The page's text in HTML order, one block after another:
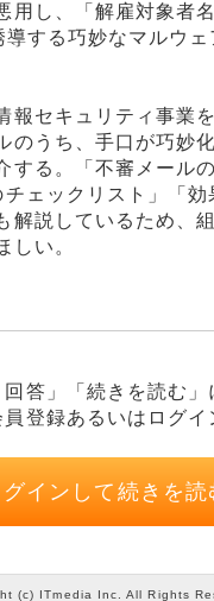
用し、「解雇対象者
する巧妙なマルウェ
セキュリティ事業
のうち、手口が巧妙
する。「不審メール
ェックリスト」「効
解説しているため、
しい。
答」「続きを読む」
登録あるいはログイ
グインして続きを読
(c) ITmedia Inc. All Rights